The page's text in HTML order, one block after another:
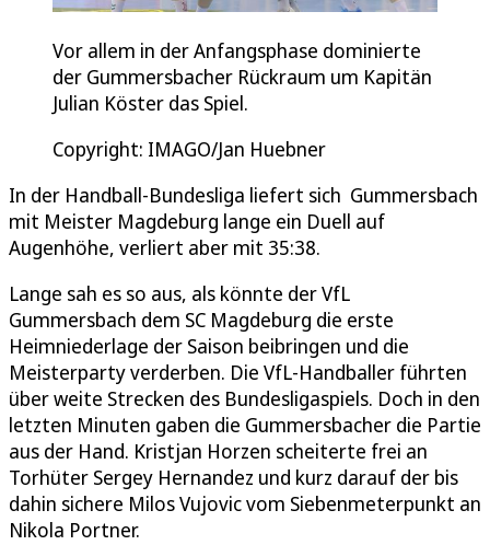
Vor allem in der Anfangsphase dominierte
der Gummersbacher Rückraum um Kapitän
Julian Köster das Spiel.
Copyright: IMAGO/Jan Huebner
In der Handball-Bundesliga liefert sich Gummersbach
mit Meister Magdeburg lange ein Duell auf
Augenhöhe, verliert aber mit 35:38.
Lange sah es so aus, als könnte der VfL
Gummersbach dem SC Magdeburg die erste
Heimniederlage der Saison beibringen und die
Meisterparty verderben. Die VfL-Handballer führten
über weite Strecken des Bundesligaspiels. Doch in den
letzten Minuten gaben die Gummersbacher die Partie
aus der Hand. Kristjan Horzen scheiterte frei an
Torhüter Sergey Hernandez und kurz darauf der bis
dahin sichere Milos Vujovic vom Siebenmeterpunkt an
Nikola Portner.